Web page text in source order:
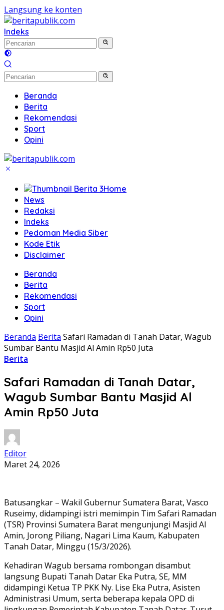
Langsung ke konten
Indeks
Beranda
Berita
Rekomendasi
Sport
Opini
Home
News
Redaksi
Indeks
Pedoman Media Siber
Kode Etik
Disclaimer
Beranda
Berita
Rekomendasi
Sport
Opini
Beranda Berita Safari Ramadan di Tanah Datar, Wagub
Sumbar Bantu Masjid Al Amin Rp50 Juta
Berita
Safari Ramadan di Tanah Datar,
Wagub Sumbar Bantu Masjid Al
Amin Rp50 Juta
Editor
Maret 24, 2026
Batusangkar – Wakil Gubernur Sumatera Barat, Vasco
Ruseimy, didampingi istri memimpin Tim Safari Ramadan
(TSR) Provinsi Sumatera Barat mengunjungi Masjid Al
Amin, Jorong Piliang, Nagari Lima Kaum, Kabupaten
Tanah Datar, Minggu (15/3/2026).
Kehadiran Wagub bersama rombongan disambut
langsung Bupati Tanah Datar Eka Putra, SE, MM
didampingi Ketua TP PKK Ny. Lise Eka Putra, Asisten
Administrasi Umum, serta beberapa kepala OPD di